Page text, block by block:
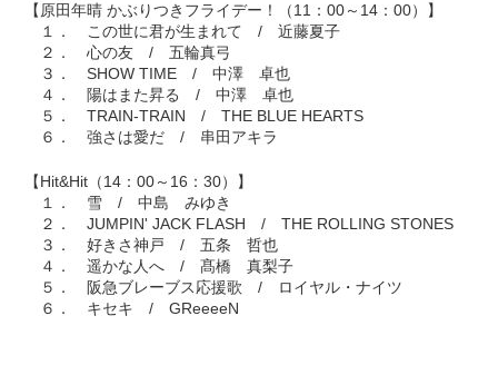
【原田年晴 かぶりつきフライデー！（11：00～14：00）】
１． この世に君が生まれて / 近藤夏子
２． 心の友 / 五輪真弓
３． SHOW TIME / 中澤 卓也
４． 陽はまた昇る / 中澤 卓也
５． TRAIN-TRAIN / THE BLUE HEARTS
６． 強さは愛だ / 串田アキラ
【Hit&Hit（14：00～16：30）】
１． 雪 / 中島 みゆき
２． JUMPIN' JACK FLASH / THE ROLLING STONES
３． 好きさ神戸 / 五条 哲也
４． 遥かな人へ / 髙橋 真梨子
５． 阪急ブレーブス応援歌 / ロイヤル・ナイツ
６． キセキ / GReeeeN